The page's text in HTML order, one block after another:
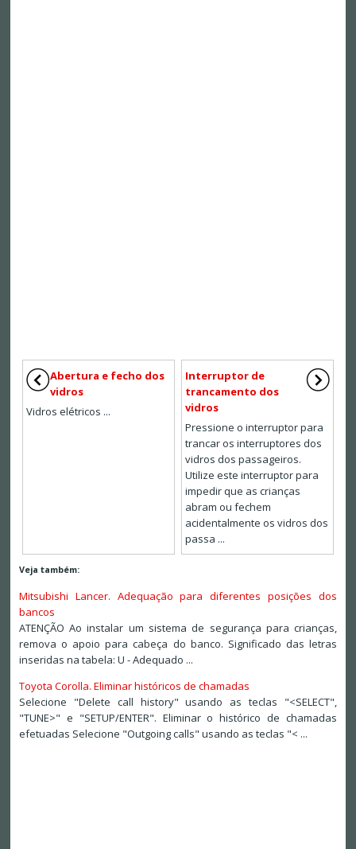
Abertura e fecho dos
vidros
Vidros elétricos ...
Interruptor de
trancamento dos
vidros
Pressione o interruptor para
trancar os interruptores dos
vidros dos passageiros.
Utilize este interruptor para
impedir que as crianças
abram ou fechem
acidentalmente os vidros dos
passa ...
Veja também:
Mitsubishi Lancer. Adequação para diferentes posições dos
bancos
ATENÇÃO Ao instalar um sistema de segurança para crianças,
remova o apoio para cabeça do banco. Significado das letras
inseridas na tabela: U - Adequado ...
Toyota Corolla. Eliminar históricos de chamadas
Selecione "Delete call history" usando as teclas "<SELECT",
"TUNE>" e "SETUP/ENTER". Eliminar o histórico de chamadas
efetuadas Selecione "Outgoing calls" usando as teclas "< ...